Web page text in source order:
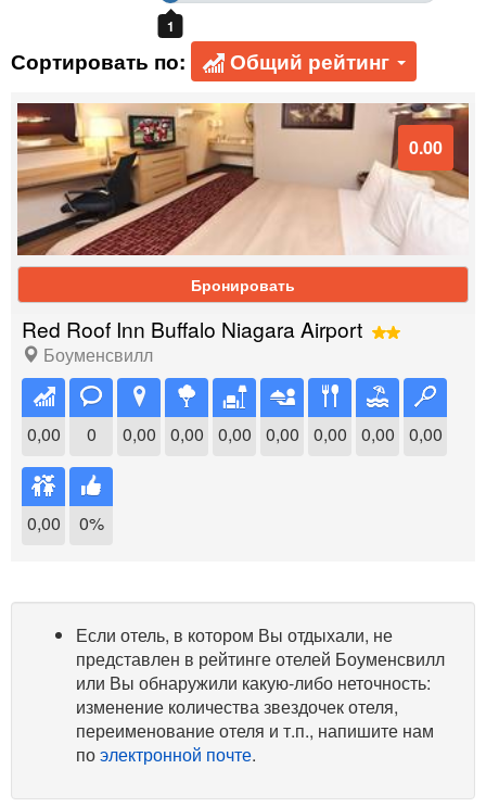
1
Сортировать по: Общий рейтинг
0.00
Бронировать
Red Roof Inn Buffalo Niagara Airport
Боуменсвилл
0,00 0 0,00 0,00 0,00 0,00 0,00 0,00 0,00
0,00 0%
Если отель, в котором Вы отдыхали, не
представлен в рейтинге отелей Боуменсвилл
или Вы обнаружили какую-либо неточность:
изменение количества звездочек отеля,
переименование отеля и т.п., напишите нам
поэлектронной почте.